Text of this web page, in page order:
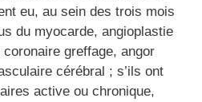
eu, au sein des trois mois
du myocarde, angioplastie
greffage, angor
cérébral ; s’ils ont
active ou chronique,